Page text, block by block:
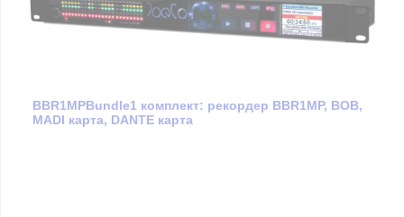
BBR1MPBundle1 комплект: рекордер BBR1MP, BOB,
MADI карта, DANTE карта